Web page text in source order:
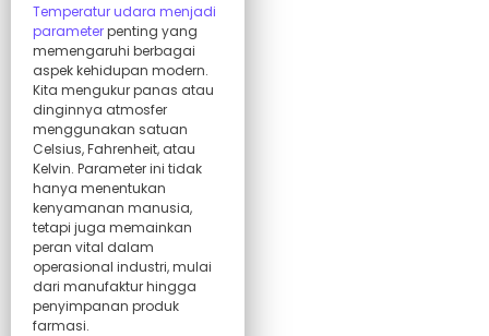
Temperatur udara menjadi
parameterpenting yang
memengaruhi berbagai
aspek kehidupan modern.
Kita mengukur panas atau
dinginnya atmosfer
menggunakan satuan
Celsius, Fahrenheit, atau
Kelvin. Parameter ini tidak
hanya menentukan
kenyamanan manusia,
tetapi juga memainkan
peran vital dalam
operasional industri, mulai
dari manufaktur hingga
penyimpanan produk
farmasi.